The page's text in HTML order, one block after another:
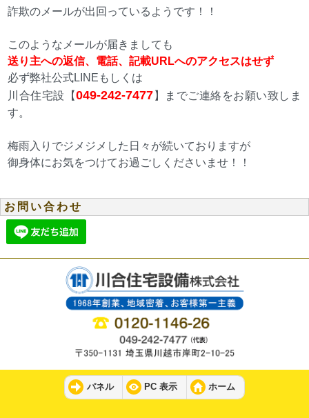
詐欺のメールが出回っているようです！！
このようなメールが届きましても
送り主への返信、電話、記載URLへのアクセスはせず
必ず弊社公式LINEもしくは
川合住宅設【049-242-7477 】までご連絡をお願い致しま
す。
梅雨入りでジメジメした日々が続いておりますが
御身体にお気をつけてお過ごしくださいませ！！
お問い合わせ
パネル PC 表示 ホーム